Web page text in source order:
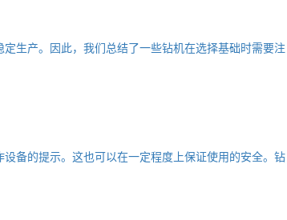
生产。因此，我们总结了一些钻机在选择基础时需要注
备的提示。这也可以在一定程度上保证使用的安全。钻